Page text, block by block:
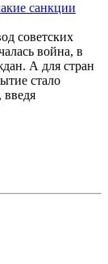
санкции
советских
война, в
А для стран
стало